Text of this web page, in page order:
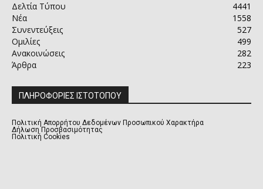
Δελτία Τύπου
4441
Νέα
1558
Συνεντεύξεις
527
Ομιλίες
499
Ανακοινώσεις
282
Άρθρα
223
ΠΛΗΡΟΦΟΡΙΕΣ ΙΣΤΟΤΟΠΟΥ
Πολιτική Απορρήτου Δεδομένων Προσωπικού Χαρακτήρα
Δήλωση Προσβασιμότητας
Πολιτική Cookies